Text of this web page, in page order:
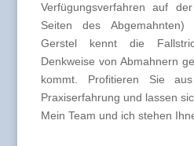
Verfügungsverfahren auf
Seiten des Abgemahnten)
Gerstel kennt die
Denkweise von Abmahnern
kommt. Profitieren Sie
Praxiserfahrung und lassen
Mein Team und ich stehen